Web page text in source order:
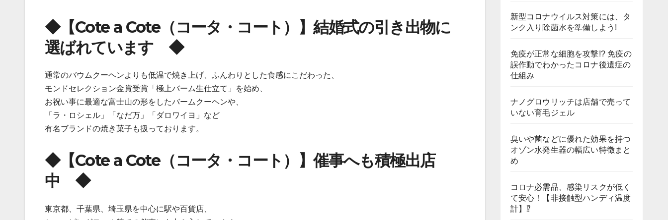
◆【Cote a Cote（コータ・コート）】結婚式の引き出物に
選ばれています ◆
通常のバウムクーヘンよりも低温で焼き上げ、ふんわりとした食感にこだわった、
モンドセレクション金賞受賞「極上バーム生仕立て」を始め、
お祝い事に最適な富士山の形をしたバームクーヘンや、
「ラ・ロシェル」「なだ万」「ダロワイヨ」など
有名ブランドの焼き菓子も扱っております。
◆【Cote a Cote（コータ・コート）】催事へも積極出店
中 ◆
東京都、千葉県、埼玉県を中心に駅や百貨店、
新型コロナウイルス対策には、タ
ンク入り除菌水を準備しよう!
免疫が正常な細胞を攻撃!? 免疫の
誤作動でわかったコロナ後遺症の
仕組み
ナノグロウリッチは店舗で売って
いない育毛ジェル
臭いや菌などに優れた効果を持つ
オゾン水発生器の幅広い特徴まと
め
コロナ必需品、感染リスクが低く
て安心！【非接触型ハンディ温度
計】⁉